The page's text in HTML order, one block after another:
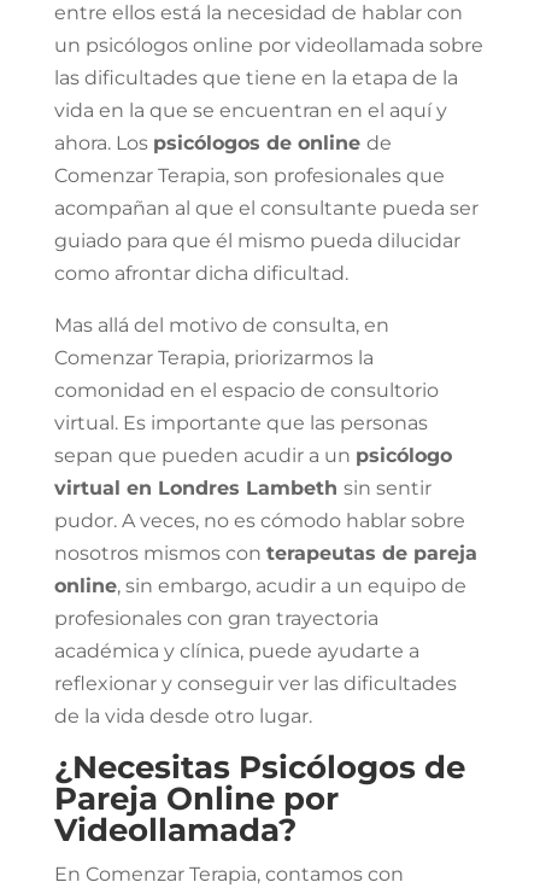
entre ellos está la necesidad de hablar con
un psicólogos online por videollamada sobre
las dificultades que tiene en la etapa de la
vida en la que se encuentran en el aquí y
ahora. Los psicólogos de online de
Comenzar Terapia, son profesionales que
acompañan al que el consultante pueda ser
guiado para que él mismo pueda dilucidar
como afrontar dicha dificultad.
Mas allá del motivo de consulta, en
Comenzar Terapia, priorizarmos la
comonidad en el espacio de consultorio
virtual. Es importante que las personas
sepan que pueden acudir a un psicólogo
virtual en Londres Lambeth sin sentir
pudor. A veces, no es cómodo hablar sobre
nosotros mismos con terapeutas de pareja
online, sin embargo, acudir a un equipo de
profesionales con gran trayectoria
académica y clínica, puede ayudarte a
reflexionar y conseguir ver las dificultades
de la vida desde otro lugar.
¿Necesitas Psicólogos de
Pareja Online por
Videollamada?
En Comenzar Terapia, contamos con